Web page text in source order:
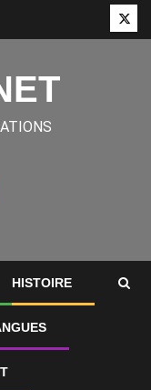
HISTOIRE
la